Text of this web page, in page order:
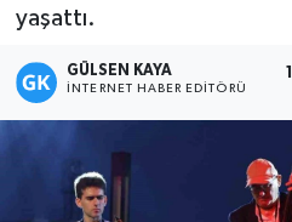
yaşattı.
GÜLSEN KAYA
İNTERNET HABER EDITÖRÜ
Mersin Tarihi
Özel Haber